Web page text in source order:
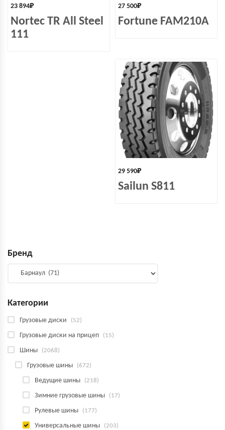
23 894₽
Nortec TR All Steel
111
27 500₽
Fortune FAM210A
29 590₽
Sailun S811
Бренд
Категории
Грузовые диски (52)
Грузовые диски на прицеп (15)
Шины (2068)
Грузовые шины (672)
Ведущие шины (218)
Зимние грузовые шины (17)
Рулевые шины (177)
Универсальные шины (203)